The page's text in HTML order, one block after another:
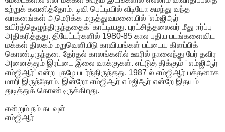
உற்றுக் கவனித்தோம். டிவி பெட்டியில் வீடியோ சுமந்து வந்த
வாகனங்கள் அமெரிக்க மருத்துவமனையில் 'எம்ஜிஆர்
உயிர்த்தெழுந்திருந்ததைக்' காட்டியது. புரட்சித்தலைவர் மீது ஈர்ப்பு
அதிகரித்தது. தியேட்டர்களில் 1980-85 கால புதிய படங்களைவிட
மக்கள் திலகம் மறுவெளியீடு காவியங்கள் பட்டைய கிளப்பிக்
கொண்டிருந்தன. தேர்தல் காலங்களில் ஊரில் நாலைந்து பேர் தவிர
அனைத்தும் இரட்டை இலை வாக்குகள். எட்டுத் திக்கும் ' எம்ஜிஆர்
எம்ஜிஆர்' என்ற புகழே படர்ந்திருந்தது. 1987 ல் எம்ஜிஆர் பக்தனாக
மாறி இருந்தோம். இன்றோ எம்ஜிஆர் எம்ஜிஆர் என்றே இதயம்
துடித்துக் கொண்டிருக்கிறது.
என்றும் நம் கடவுள்
எம்ஜிஆர்